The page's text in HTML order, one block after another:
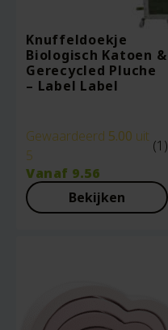
Knuffeldoekje
Biologisch Katoen &
Gerecycled Pluche
– Label Label
Gewaardeerd 5.00 uit
5
(1)
Vanaf 9.56
Bekijken